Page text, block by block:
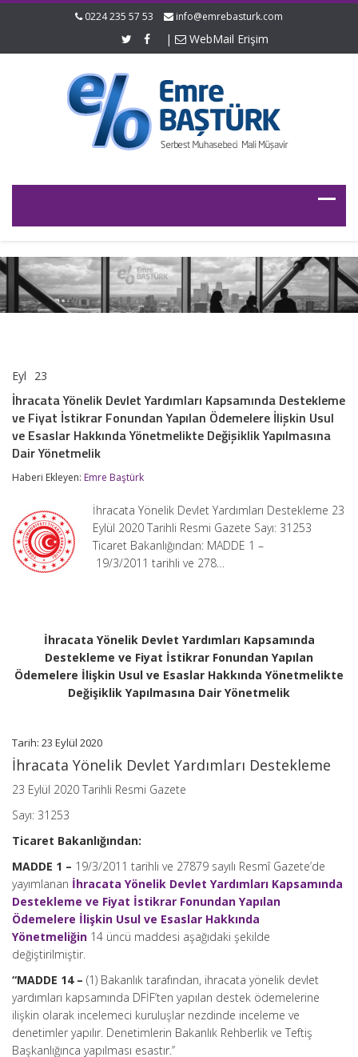
0224 235 57 53 info@emrebasturk.com
| WebMail Erişim
Eyl 23
Devlet
Yardımları
Kapsamında
Destekleme
ve
Fiyat
İstikrar
Yapılan
Ödemelere
İlişkin
Usul
ve
Yapılmasına
Dair
Yönetmelik
için
İhracata Yönelik Devlet Yardımları Kapsamında Destekleme
ve Fiyat İstikrar Fonundan Yapılan Ödemelere İlişkin Usul
ve Esaslar Hakkında Yönetmelikte Değişiklik Yapılmasına
Dair Yönetmelik
Haberi Ekleyen: Emre Baştürk
İhracata Yönelik Devlet Yardımları Destekleme 23
Eylül 2020 Tarihli Resmi Gazete Sayı: 31253
Ticaret Bakanlığından: MADDE 1 –
19/3/2011 tarihli ve 278…
İhracata Yönelik Devlet Yardımları Kapsamında
Destekleme ve Fiyat İstikrar Fonundan Yapılan
Ödemelere İlişkin Usul ve Esaslar Hakkında Yönetmelikte
Değişiklik Yapılmasına Dair Yönetmelik
Tarih: 23 Eylül 2020
İhracata Yönelik Devlet Yardımları Destekleme
23 Eylül 2020 Tarihli Resmi Gazete
Sayı: 31253
Ticaret Bakanlığından:
MADDE 1 – 19/3/2011 tarihli ve 27879 sayılı Resmî Gazete’de
yayımlanan İhracata Yönelik Devlet Yardımları Kapsamında
Destekleme ve Fiyat İstikrar Fonundan Yapılan
Ödemelere İlişkin Usul ve Esaslar Hakkında
Yönetmeliğin 14 üncü maddesi aşağıdaki şekilde
değiştirilmiştir.
“MADDE 14 – (1) Bakanlık tarafından, ihracata yönelik devlet
yardımları kapsamında DFİF’ten yapılan destek ödemelerine
ilişkin olarak incelemeci kuruluşlar nezdinde inceleme ve
denetimler yapılır. Denetimlerin Bakanlık Rehberlik ve Teftiş
Başkanlığınca yapılması esastır.’’